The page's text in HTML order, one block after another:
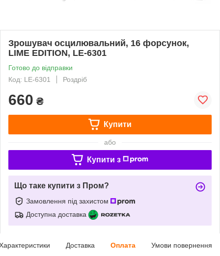
Зрошувач осцилювальний, 16 форсунок,
LIME EDITION, LE-6301
Готово до відправки
Код: LE-6301
Роздріб
660 ₴
Купити
або
Купити з
Що таке купити з Пром?
Замовлення під захистом
Доступна доставка
Доставка Оплата Умови повернення